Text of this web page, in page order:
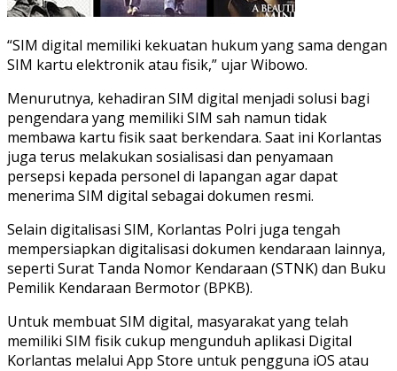
“SIM digital memiliki kekuatan hukum yang sama dengan
SIM kartu elektronik atau fisik,” ujar Wibowo.
Menurutnya, kehadiran SIM digital menjadi solusi bagi
pengendara yang memiliki SIM sah namun tidak
membawa kartu fisik saat berkendara. Saat ini Korlantas
juga terus melakukan sosialisasi dan penyamaan
persepsi kepada personel di lapangan agar dapat
menerima SIM digital sebagai dokumen resmi.
Selain digitalisasi SIM, Korlantas Polri juga tengah
mempersiapkan digitalisasi dokumen kendaraan lainnya,
seperti Surat Tanda Nomor Kendaraan (STNK) dan Buku
Pemilik Kendaraan Bermotor (BPKB).
Untuk membuat SIM digital, masyarakat yang telah
memiliki SIM fisik cukup mengunduh aplikasi Digital
Korlantas melalui App Store untuk pengguna iOS atau